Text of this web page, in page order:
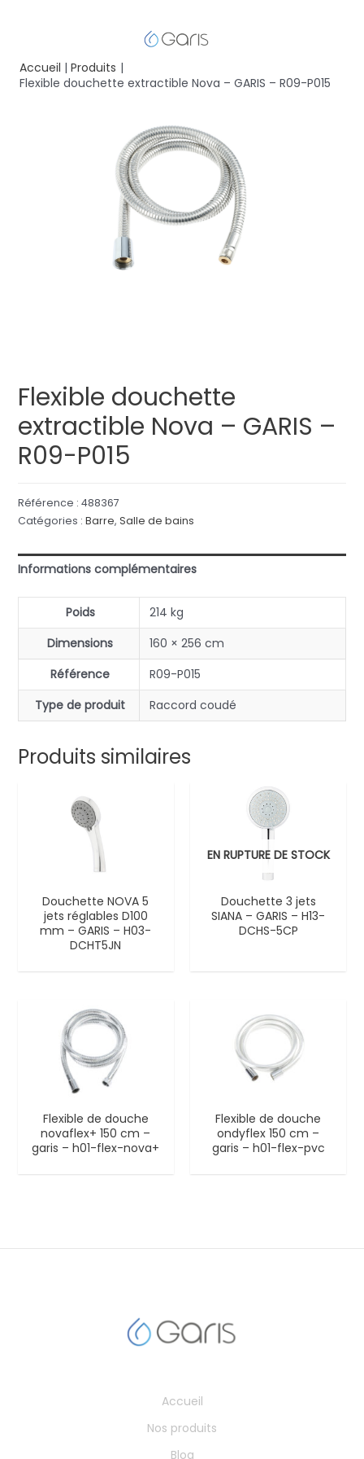
Accueil
Produits
Flexible douchette extractible Nova – GARIS – R09-P015
Flexible douchette
extractible Nova – GARIS –
R09-P015
Référence : 488367
Catégories : Barre, Salle de bains
Informations complémentaires
Poids
214 kg
Dimensions
160 × 256 cm
Référence
R09-P015
Type de produit
Raccord coudé
Produits similaires
Douchette NOVA 5
jets réglables D100
mm – GARIS – H03-
DCHT5JN
EN RUPTURE DE STOCK
Douchette 3 jets
SIANA – GARIS – H13-
DCHS-5CP
Flexible de douche
novaflex+ 150 cm –
garis – h01-flex-nova+
Flexible de douche
ondyflex 150 cm –
garis – h01-flex-pvc
Accueil
Nos produits
Blog